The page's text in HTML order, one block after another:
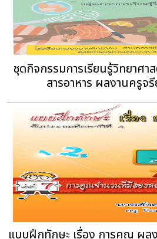
ชุดกิจกรรมการเรียนรู้วิทยาศา
สารอาหาร ผลงานครูจ
แบบฝึกทักษะ เรื่อง การคูณ ผ